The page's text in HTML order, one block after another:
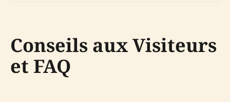
Conseils aux Visiteurs
et FAQ